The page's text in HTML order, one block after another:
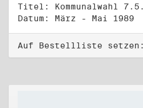
Titel: Kommunalwahl
Datum: März - Mai 1989
Auf Bestellliste setzen: